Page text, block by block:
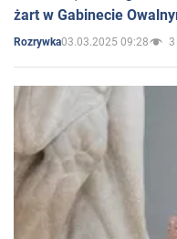
żart w Gabinecie
Rozrywka03.03.2025 09:28 3